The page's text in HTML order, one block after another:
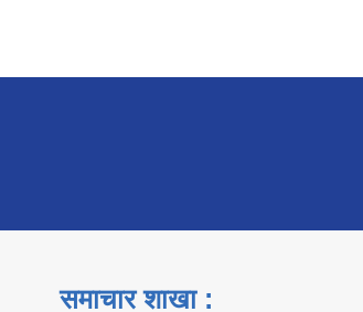
समाचार शाखा :